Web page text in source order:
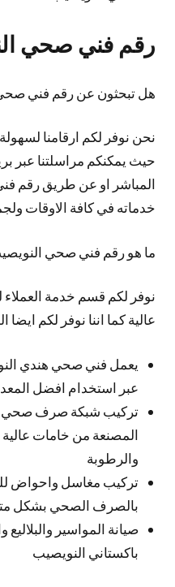
رقم فني صحي
هل تبحثون عن رقم فني
نحن نوفر لكم ارقامنا
حيث يمكنكم مراسلتنا عبر
المباشر او عن طريق رقم
خدماته في كافة الاوقات
ما هو رقم فني صحي
نوفر لكم قسم خدمة
عالية كما اننا نوفر لكم ايضا
يعمل فني صحي هندي
عبر استخدام افضل
تركيب شبكة صرف صحي
المصنعة من خامات عالية
والرطوبة
تركيب مغاسل واحواض
بالصرف الصحي بشكل
صيانة المواسير
باكستاني النويصيب